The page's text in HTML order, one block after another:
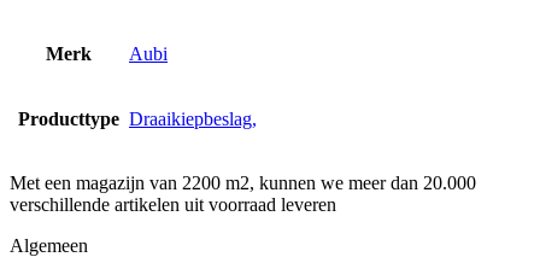
Merk Aubi
Producttype Draaikiepbeslag,
Met een magazijn van 2200 m2, kunnen we meer dan 20.000
verschillende artikelen uit voorraad leveren
Algemeen